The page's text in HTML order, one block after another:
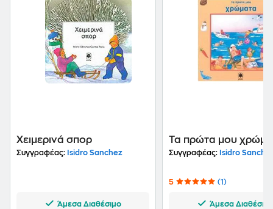
Χειμερινά σπορ
Συγγραφέας: Isidro Sanchez
Άμεσα Διαθέσιμο
Τα πρώτα μου
Συγγραφέας: Isidro
5 (1)
Άμεσα Διαθέσιμο